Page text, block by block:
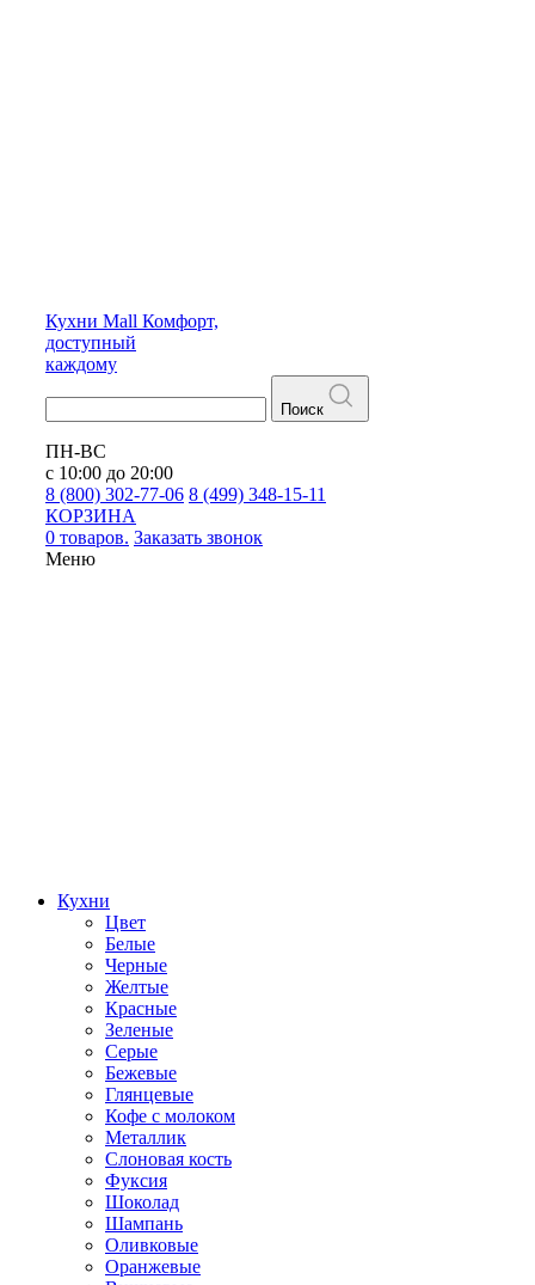
Кухни Mall Комфорт,
доступный
каждому
Поиск
ПН-ВС
с 10:00 до 20:00
8 (800) 302-77-06 8 (499) 348-15-11
КОРЗИНА
0 товаров. Заказать звонок
Меню
Кухни
Цвет
Белые
Черные
Желтые
Красные
Зеленые
Серые
Бежевые
Глянцевые
Кофе с молоком
Металлик
Слоновая кость
Фуксия
Шоколад
Шампань
Оливковые
Оранжевые